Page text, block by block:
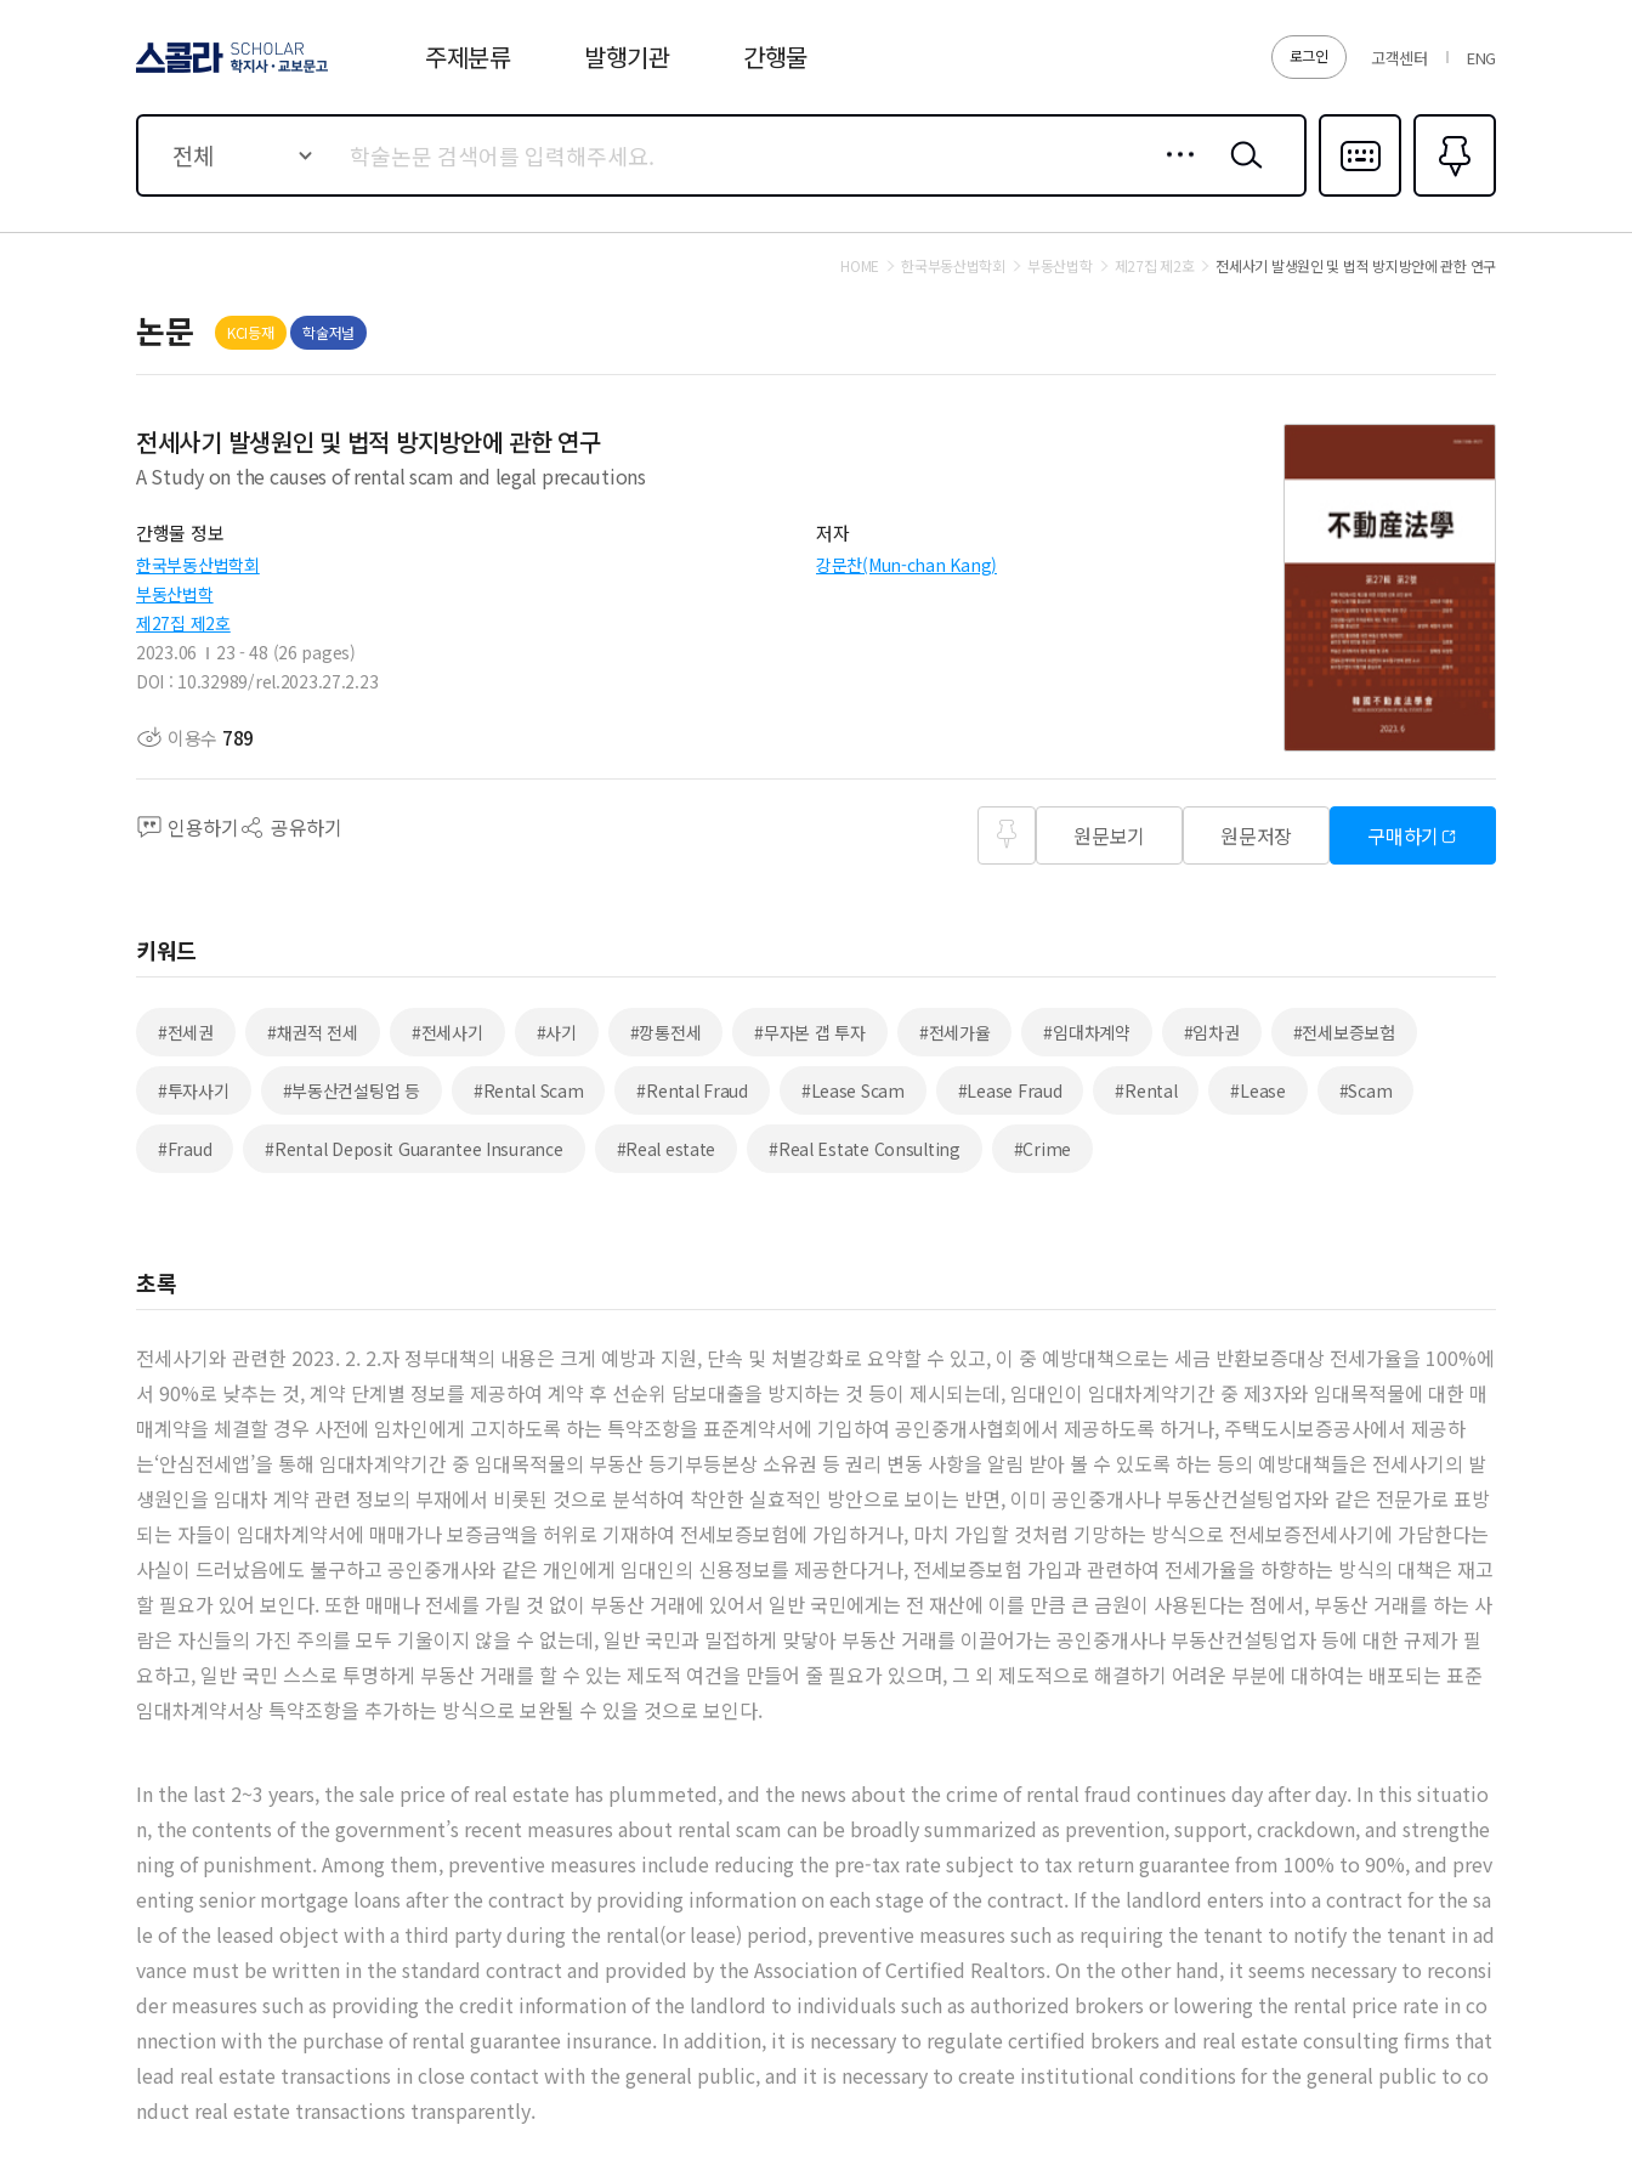
로그인 고객센터 ENG
주제분류 발행기관 간행물
전체
검색
다국어입력
즐겨찾기0
HOME 한국부동산법학회 부동산법학 제27집 제2호 전세사기 발생원인 및 법적 방지방안에 관한 연구
논문 KCI등재 학술저널
전세사기 발생원인 및 법적 방지방안에 관한 연구
A Study on the causes of rental scam and legal precautions
간행물 정보
한국부동산법학회
부동산법학
제27집 제2호
2023.06
23 - 48 (26 pages)
DOI : 10.32989/rel.2023.27.2.23
저자
강문찬(Mun-chan Kang)
이용수 789
인용하기 공유하기 원문보기 원문저장 구매하기
키워드
#전세권 #채권적 전세 #전세사기 #사기 #깡통전세 #무자본 갭 투자 #전세가율 #임대차계약 #임차권 #전세보증보험
#투자사기 #부동산컨설팅업 등 #Rental Scam #Rental Fraud #Lease Scam #Lease Fraud #Rental #Lease #Scam
#Fraud #Rental Deposit Guarantee Insurance #Real estate #Real Estate Consulting #Crime
초록
전세사기와 관련한 2023. 2. 2.자 정부대책의 내용은 크게 예방과 지원, 단속 및 처벌강화로 요약할 수 있고, 이 중 예방대책으로는 세금 반환보증대상 전세가율을 100%에
서 90%로 낮추는 것, 계약 단계별 정보를 제공하여 계약 후 선순위 담보대출을 방지하는 것 등이 제시되는데, 임대인이 임대차계약기간 중 제3자와 임대목적물에 대한 매
매계약을 체결할 경우 사전에 임차인에게 고지하도록 하는 특약조항을 표준계약서에 기입하여 공인중개사협회에서 제공하도록 하거나, 주택도시보증공사에서 제공하
는‘안심전세앱’을 통해 임대차계약기간 중 임대목적물의 부동산 등기부등본상 소유권 등 권리 변동 사항을 알림 받아 볼 수 있도록 하는 등의 예방대책들은 전세사기의 발
생원인을 임대차 계약 관련 정보의 부재에서 비롯된 것으로 분석하여 착안한 실효적인 방안으로 보이는 반면, 이미 공인중개사나 부동산컨설팅업자와 같은 전문가로 표방
되는 자들이 임대차계약서에 매매가나 보증금액을 허위로 기재하여 전세보증보험에 가입하거나, 마치 가입할 것처럼 기망하는 방식으로 전세보증전세사기에 가담한다는
사실이 드러났음에도 불구하고 공인중개사와 같은 개인에게 임대인의 신용정보를 제공한다거나, 전세보증보험 가입과 관련하여 전세가율을 하향하는 방식의 대책은 재고
할 필요가 있어 보인다. 또한 매매나 전세를 가릴 것 없이 부동산 거래에 있어서 일반 국민에게는 전 재산에 이를 만큼 큰 금원이 사용된다는 점에서, 부동산 거래를 하는 사
람은 자신들의 가진 주의를 모두 기울이지 않을 수 없는데, 일반 국민과 밀접하게 맞닿아 부동산 거래를 이끌어가는 공인중개사나 부동산컨설팅업자 등에 대한 규제가 필
요하고, 일반 국민 스스로 투명하게 부동산 거래를 할 수 있는 제도적 여건을 만들어 줄 필요가 있으며, 그 외 제도적으로 해결하기 어려운 부분에 대하여는 배포되는 표준
임대차계약서상 특약조항을 추가하는 방식으로 보완될 수 있을 것으로 보인다.
In the last 2~3 years, the sale price of real estate has plummeted, and the news about the crime of rental fraud continues day after day. In this situatio
n, the contents of the government’s recent measures about rental scam can be broadly summarized as prevention, support, crackdown, and strengthe
ning of punishment. Among them, preventive measures include reducing the pre-tax rate subject to tax return guarantee from 100% to 90%, and prev
enting senior mortgage loans after the contract by providing information on each stage of the contract. If the landlord enters into a contract for the sa
le of the leased object with a third party during the rental(or lease) period, preventive measures such as requiring the tenant to notify the tenant in ad
vance must be written in the standard contract and provided by the Association of Certified Realtors. On the other hand, it seems necessary to reconsi
der measures such as providing the credit information of the landlord to individuals such as authorized brokers or lowering the rental price rate in co
nnection with the purchase of rental guarantee insurance. In addition, it is necessary to regulate certified brokers and real estate consulting firms that
lead real estate transactions in close contact with the general public, and it is necessary to create institutional conditions for the general public to co
nduct real estate transactions transparently.